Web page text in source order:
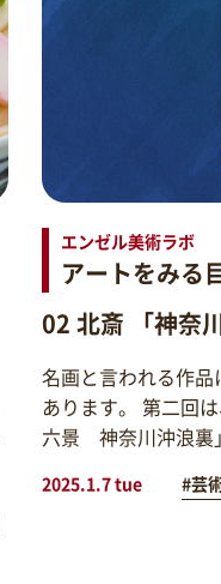
エンゼル美術ラボ
アートをみる
02 北斎 「神奈
名画と言われる作
あります。 第二回
六景 神奈川沖浪裏
2025.1.7 tue #芸